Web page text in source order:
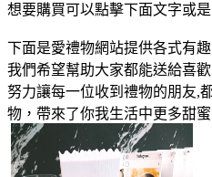
想要購買可以點擊下面文字或
下面是愛禮物網站提供各式有
我們希望幫助大家都能送給喜
努力讓每一位收到禮物的朋友,
物，帶來了你我生活中更多甜